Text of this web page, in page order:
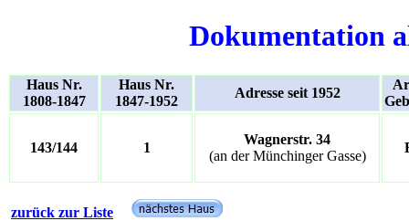
Dokumentation
Haus Nr.
1808-1847
Haus Nr.
1847-1952
Adresse seit 1952
143/144 1
Wagnerstr. 34
(an der Münchinger Gasse)
zurück zur Liste